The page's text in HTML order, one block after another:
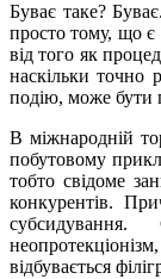
Буває таке?
просто тому, що є
від того як
наскільки точно
подію, може бути
В міжнародній
побутовому
тобто свідоме
конкурентів.
відбувається